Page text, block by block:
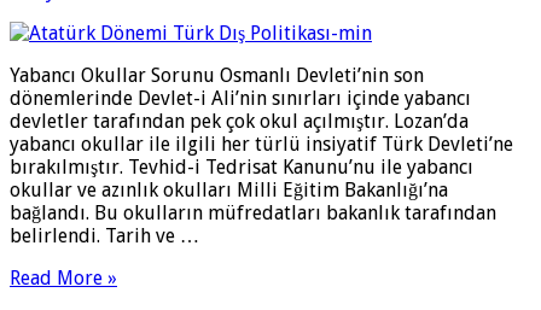
Yabancı Okullar Sorunu Osmanlı Devleti’nin son
dönemlerinde Devlet-i Ali’nin sınırları içinde yabancı
devletler tarafından pek çok okul açılmıştır. Lozan’da
yabancı okullar ile ilgili her türlü insiyatif Türk Devleti’ne
bırakılmıştır. Tevhid-i Tedrisat Kanunu’nu ile yabancı
okullar ve azınlık okulları Milli Eğitim Bakanlığı’na
bağlandı. Bu okulların müfredatları bakanlık tarafından
belirlendi. Tarih ve …
Read More »